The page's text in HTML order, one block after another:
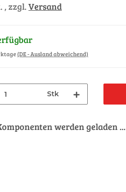
, zzgl.Versand
(DE - Ausland abweichend)
Stk
werden geladen ...